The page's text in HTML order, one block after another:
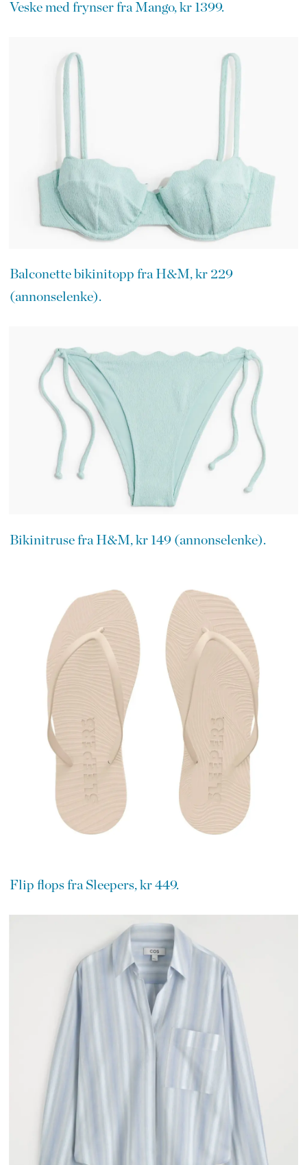
Veske med frynser fra Mango, kr 1399.
Balconette bikinitopp fra H&M, kr 229
(annonselenke).
Bikinitruse fra H&M, kr 149 (annonselenke).
Flip flops fra Sleepers, kr 449.